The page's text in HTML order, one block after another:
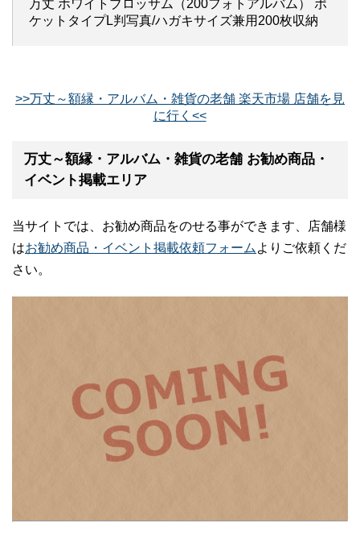
万丈 ホワイトブロッサム（200フォトアルバム） ポ
ケットタイプL判写真/ハガキサイズ兼用200枚収納
>>万丈～額縁・アルバム・雑貨の老舗 楽天市場 店舗を見
に行く<<
万丈～額縁・アルバム・雑貨の老舗 お勧め商品・
イベント掲載エリア
当サイトでは、お勧め商品をのせる事ができます、店舗様
はお勧め商品・イベント掲載依頼フォーム よりご依頼くだ
さい。